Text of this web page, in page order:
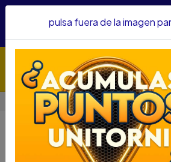
confianza&nbsp;Recibe un KIT
Inicio TILFOR TOOLCRAFT
TILFOR TOOLCRAFT
TC4408
pulsa fuera de la imagen